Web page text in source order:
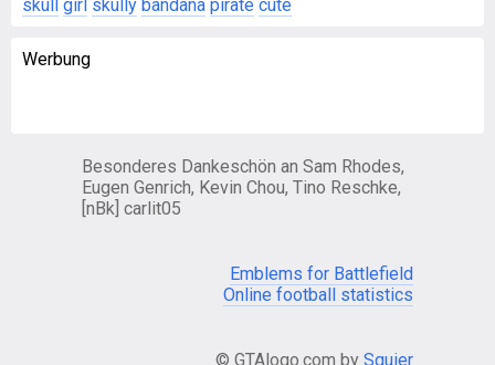
skull girl skully bandana pirate cute
Werbung
Besonderes Dankeschön an Sam Rhodes,
Eugen Genrich, Kevin Chou, Tino Reschke,
[nBk] carlit05
Emblems for Battlefield
Online football statistics
© GTAlogo.com by Squier